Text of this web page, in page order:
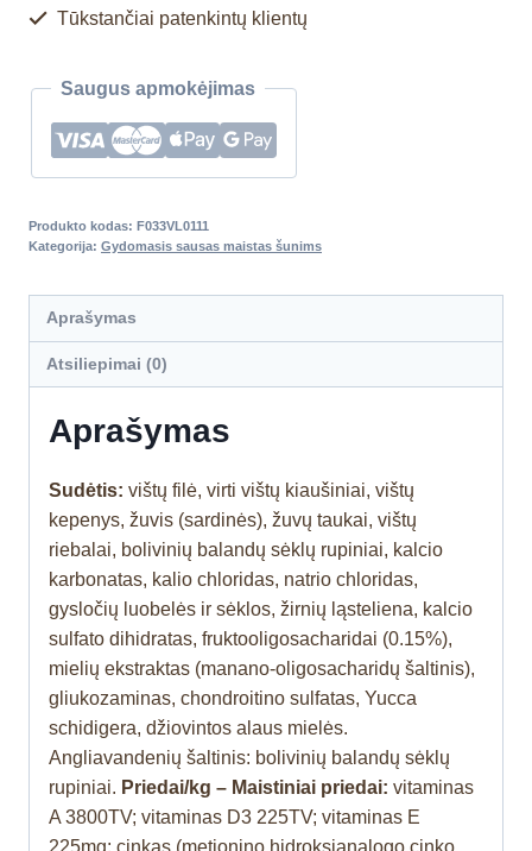
Tūkstančiai patenkintų klientų
Saugus apmokėjimas
Produkto kodas: F033VL0111
Kategorija: Gydomasis sausas maistas šunims
Aprašymas
Atsiliepimai (0)
Aprašymas
Sudėtis: vištų filė, virti vištų kiaušiniai, vištų
kepenys, žuvis (sardinės), žuvų taukai, vištų
riebalai, bolivinių balandų sėklų rupiniai, kalcio
karbonatas, kalio chloridas, natrio chloridas,
gysločių luobelės ir sėklos, žirnių ląsteliena, kalcio
sulfato dihidratas, fruktooligosacharidai (0.15%),
mielių ekstraktas (manano-oligosacharidų šaltinis),
gliukozaminas, chondroitino sulfatas, Yucca
schidigera, džiovintos alaus mielės.
Angliavandenių šaltinis: bolivinių balandų sėklų
rupiniai. Priedai/kg – Maistiniai priedai: vitaminas
A 3800TV; vitaminas D3 225TV; vitaminas E
225mg; cinkas (metionino hidroksianalogo cinko